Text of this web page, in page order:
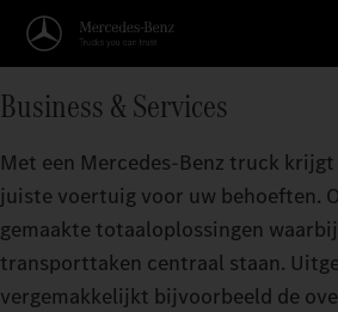
Business & Services
Met een Mercedes-Benz truck
juiste voertuig voor uw behoeften.
gemaakte totaaloplossingen
transporttaken centraal staan.
vergemakkelijkt bijvoorbeeld de